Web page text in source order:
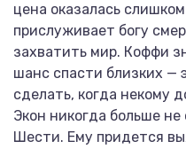
цена оказалась
прислуживает богу
захватить мир. Коффи
шанс спасти близких —
сделать, когда некому
Экон никогда больше
Шести. Ему придется